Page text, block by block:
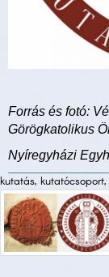
Forrás és fotó:
Görögkatolikus
Nyíregyházi
kutatás,